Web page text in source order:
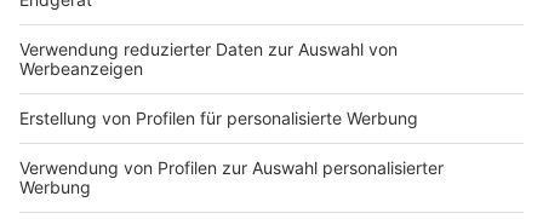
DEINE GEMERKTEN ARTIKEL
Du hast dir noch keine Artikel gemerkt